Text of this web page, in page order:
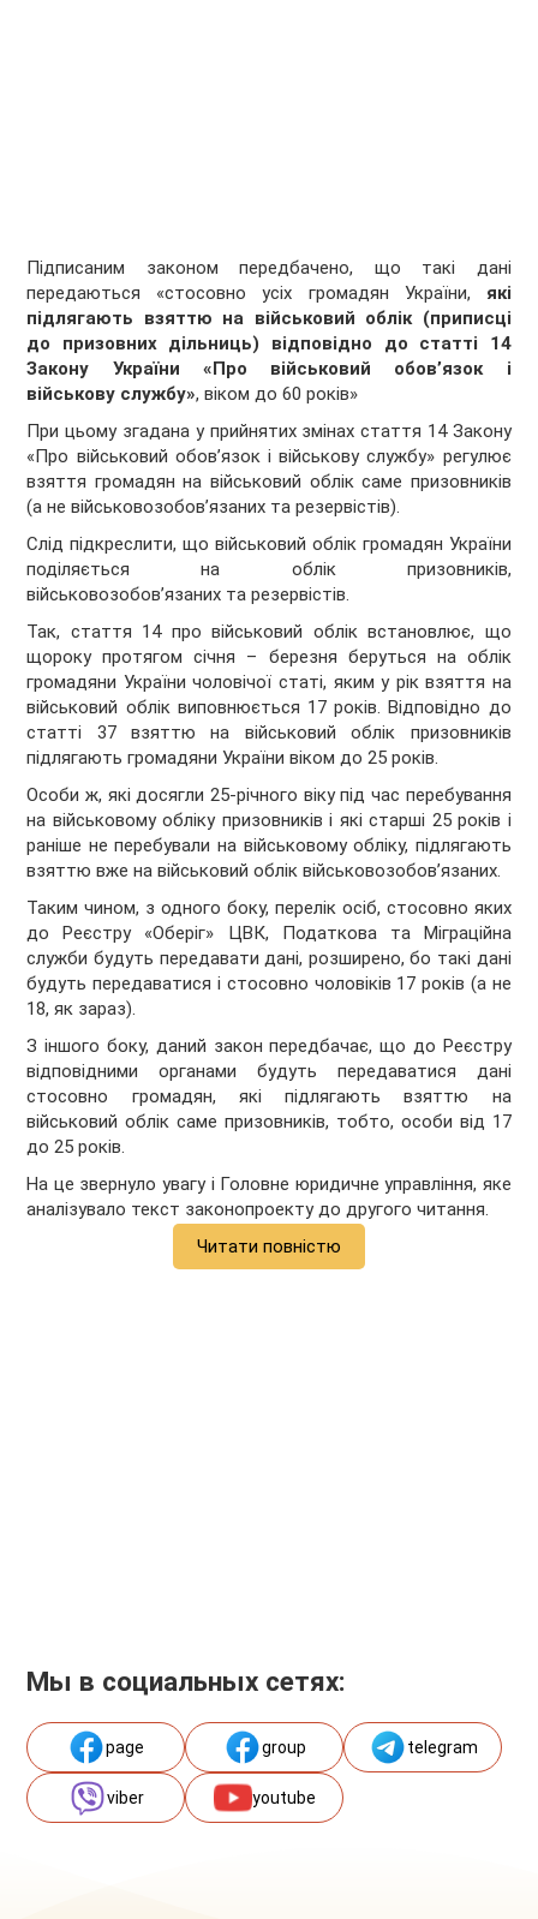
Підписаним законом передбачено, що такі дані
передаються «стосовно усіх громадян України, які
підлягають взяттю на військовий облік (приписці
до призовних дільниць) відповідно до статті 14
Закону України «Про військовий обов’язок і
військову службу», віком до 60 років»
При цьому згадана у прийнятих змінах стаття 14 Закону
«Про військовий обов’язок і військову службу» регулює
взяття громадян на військовий облік саме призовників
(а не військовозобов’язаних та резервістів).
Слід підкреслити, що військовий облік громадян України
поділяється на облік призовників,
військовозобов’язаних та резервістів.
Так, стаття 14 про військовий облік встановлює, що
щороку протягом січня – березня беруться на облік
громадяни України чоловічої статі, яким у рік взяття на
військовий облік виповнюється 17 років. Відповідно до
статті 37 взяттю на військовий облік призовників
підлягають громадяни України віком до 25 років.
Особи ж, які досягли 25-річного віку під час перебування
на військовому обліку призовників і які старші 25 років і
раніше не перебували на військовому обліку, підлягають
взяттю вже на військовий облік військовозобов’язаних.
Таким чином, з одного боку, перелік осіб, стосовно яких
до Реєстру «Оберіг» ЦВК, Податкова та Міграційна
служби будуть передавати дані, розширено, бо такі дані
будуть передаватися і стосовно чоловіків 17 років (а не
18, як зараз).
З іншого боку, даний закон передбачає, що до Реєстру
відповідними органами будуть передаватися дані
стосовно громадян, які підлягають взяттю на
військовий облік саме призовників, тобто, особи від 17
до 25 років.
На це звернуло увагу і Головне юридичне управління, яке
аналізувало текст законопроекту до другого читання.
Читати повністю
Мы в социальных сетях:
page group telegram
viber youtube